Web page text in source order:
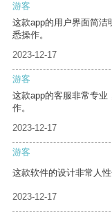
游客
这款app的用户界面简洁
悉操作。
2023-12-17
游客
这款app的客服非常专业
作。
2023-12-17
游客
这款软件的设计非常人
2023-12-17